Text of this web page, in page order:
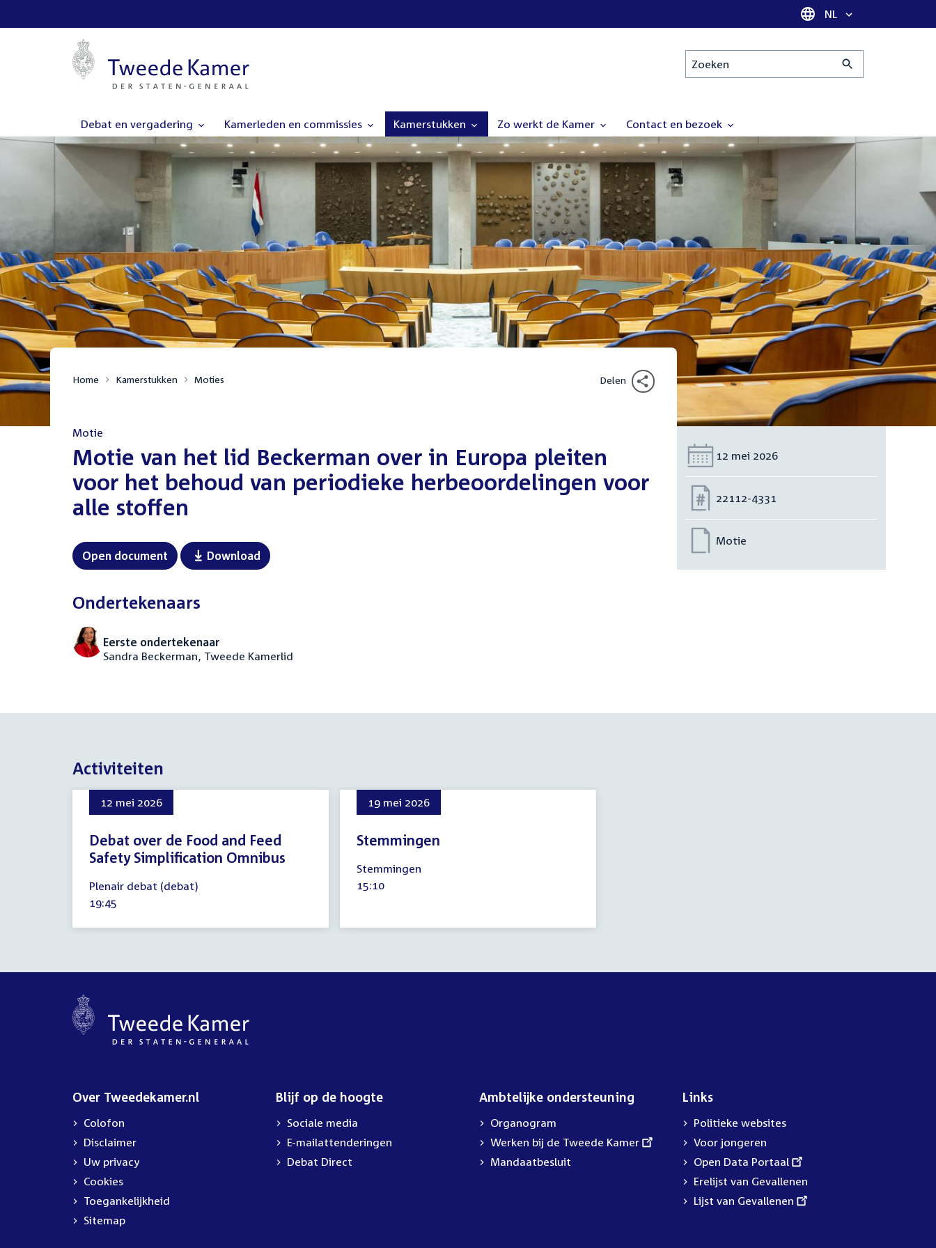
Taal selectie
NL
Zoeken
Debat en vergadering Kamerleden en commissies Kamerstukken Zo werkt de Kamer Contact en bezoek
Home Kamerstukken Moties Delen
Motie
:Motie van het lid Beckerman over in Europa pleiten
voor het behoud van periodieke herbeoordelingen voor
alle stoffen
Open document Download
Ondertekenaars
Eerste ondertekenaar
Sandra Beckerman, Tweede Kamerlid
Datum:
12 mei 2026
Nummer:
22112-4331
Motie
Activiteiten
12 mei 2026
Debat over de Food and Feed
Safety Simplification Omnibus
mei
2026
Plenair debat (debat)
Tijd
19:45
19 mei 2026
Stemmingen
mei
2026
Stemmingen
Tijd
15:10
Over Tweedekamer.nl
Colofon
Disclaimer
Uw privacy
Cookies
Toegankelijkheid
Sitemap
Blijf op de hoogte
Sociale media
E-mailattenderingen
Debat Direct
Ambtelijke ondersteuning
Organogram
External
link:
Werken bij de Tweede Kamer
Mandaatbesluit
Links
Politieke websites
Voor jongeren
External
link:
Open Data Portaal
Erelijst van Gevallenen
External
Lijst van Gevallenen